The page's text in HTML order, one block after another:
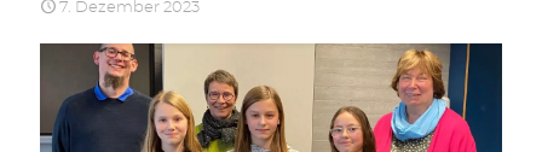
7. Dezember 2023